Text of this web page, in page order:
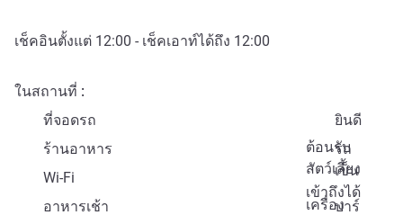
เช็คอินตั้งแต่ 12:00 - เช็คเอาท์ได้ถึง 12:00
ในสถานที่
ที่จอดรถ
ยินดี
ต้อนรับ
สัตว์เลี้ยง
ร้านอาหาร
รถ
เข็น
เข้าถึงได้
Wi-Fi
เครื่อง
อาหารเช้า บาร์